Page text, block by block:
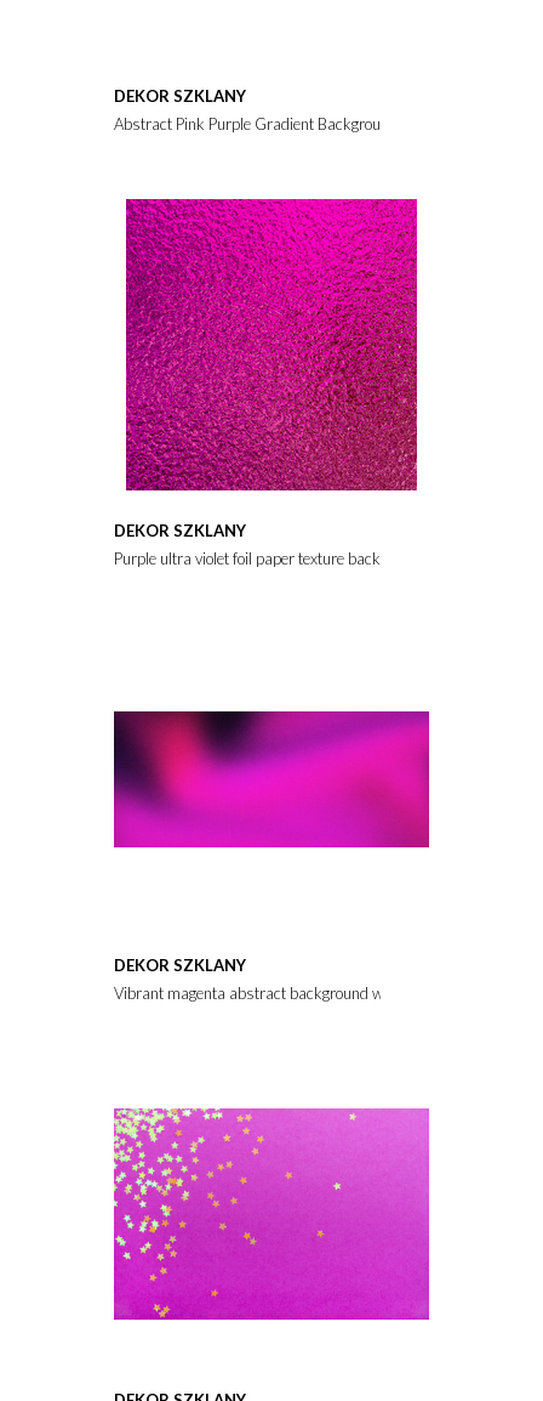
DEKOR SZKLANY
Abstract Pink Purple Gradient Background With Blurred
DEKOR SZKLANY
Purple ultra violet foil paper texture background.
DEKOR SZKLANY
Vibrant magenta abstract background with soft purple